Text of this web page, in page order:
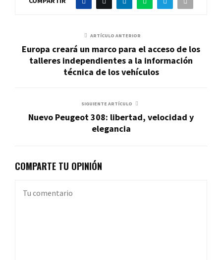
ARTÍCULO ANTERIOR
Europa creará un marco para el acceso de los
talleres independientes a la información
técnica de los vehículos
SIGUIENTE ARTÍCULO
Nuevo Peugeot 308: libertad, velocidad y
elegancia
COMPARTE TU OPINIÓN